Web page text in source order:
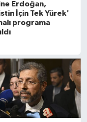
Erdoğan,
İçin Tek Yürek'
programa